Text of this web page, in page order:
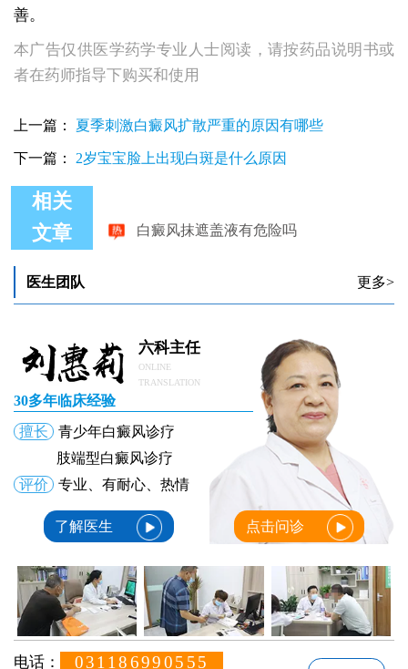
善。
本广告仅供医学药学专业人士阅读，请按药品说明书或
者在药师指导下购买和使用
上一篇： 夏季刺激白癜风扩散严重的原因有哪些
下一篇： 2岁宝宝脸上出现白斑是什么原因
相关
文章
手指关节白癜风抹什么药好
医生团队 更多>
六科主任
ONLINE
TRANSLATION
30多年临床经验
擅长
青少年白癜风诊疗
肢端型白癜风诊疗
评价
专业、有耐心、热情
了解医生 点击问诊
电话： 031186990555